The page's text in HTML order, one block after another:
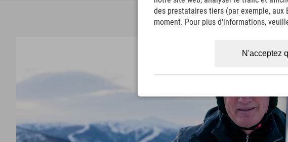
des prestataires tiers (par exemple,
moment. Pour plus d'informations,
N'acceptez